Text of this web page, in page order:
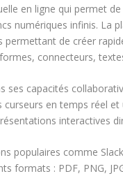
en ligne qui permet
numériques infinis. La
permettant de créer
connecteurs,
ses capacités
en temps réel
interactives
populaires comme
formats : PDF, PNG,